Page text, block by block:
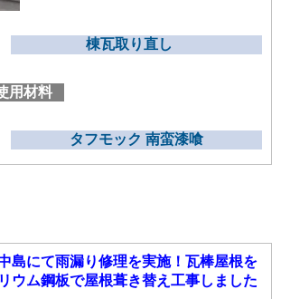
棟瓦取り直し
用材料
タフモック 南蛮漆喰
島にて雨漏り修理を実施！瓦棒屋根を
ウム鋼板で屋根葺き替え工事しました